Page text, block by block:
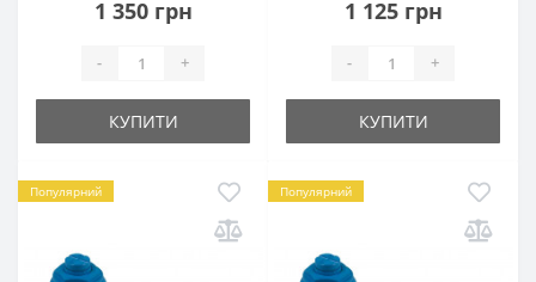
1 350 грн
- +
КУПИТИ
1 125 грн
- +
КУПИТИ
Популярний Популярний